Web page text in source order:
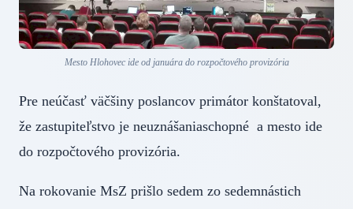
Mesto Hlohovec ide od januára do rozpočtového provizória
Pre neúčasť väčšiny poslancov primátor konštatoval,
že zastupiteľstvo je neuznášaniaschopné a mesto ide
do rozpočtového provizória.
Na rokovanie MsZ prišlo sedem zo sedemnástich